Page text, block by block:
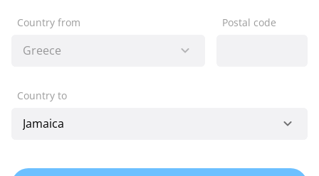
Country from Postal code
Country to